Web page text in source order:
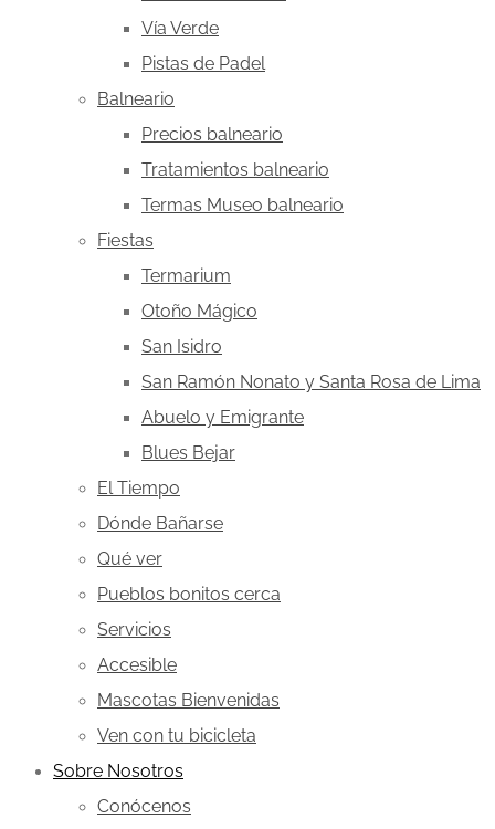
Vía Verde
Pistas de Padel
Balneario
Precios balneario
Tratamientos balneario
Termas Museo balneario
Fiestas
Termarium
Otoño Mágico
San Isidro
San Ramón Nonato y Santa Rosa de Lima
Abuelo y Emigrante
Blues Bejar
El Tiempo
Dónde Bañarse
Qué ver
Pueblos bonitos cerca
Servicios
Accesible
Mascotas Bienvenidas
Ven con tu bicicleta
Sobre Nosotros
Conócenos